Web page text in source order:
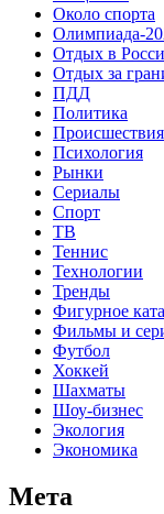
Около спорта
Олимпиада-
Отдых в
Отдых за
ПДД
Политика
Происшествия
Психология
Рынки
Сериалы
Спорт
ТВ
Теннис
Технологии
Тренды
Фигурное
Фильмы и
Футбол
Хоккей
Шахматы
Шоу-бизнес
Экология
Экономика
Мета